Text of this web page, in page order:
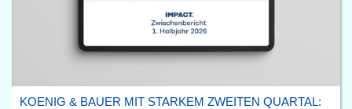
KOENIG & BAUER MIT STARKEM ZWEITEN QUARTAL: